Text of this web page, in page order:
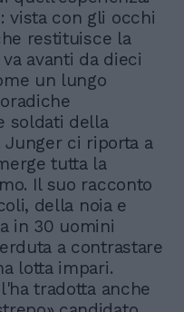
vista con gli occhi
restituisce la
avanti da dieci
un lungo
soldati della
Junger ci riporta a
tutta la
Il suo racconto
della noia e
in 30 uomini
a contrastare
lotta impari.
tradotta anche